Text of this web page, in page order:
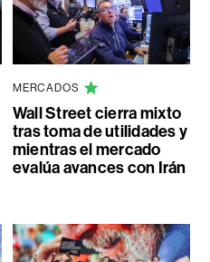
MERCADOS
Wall Street cierra mixto
tras toma de utilidades y
mientras el mercado
evalúa avances con Irán